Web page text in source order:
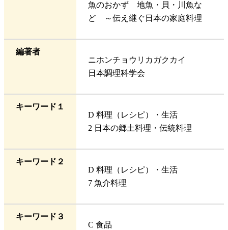
魚のおかず 地魚・貝・川魚な
ど ～伝え継ぐ日本の家庭料理
編著者
ニホンチョウリカガクカイ
日本調理科学会
キーワード１
D 料理（レシピ）・生活
2 日本の郷土料理・伝統料理
キーワード２
D 料理（レシピ）・生活
7 魚介料理
キーワード３
C 食品